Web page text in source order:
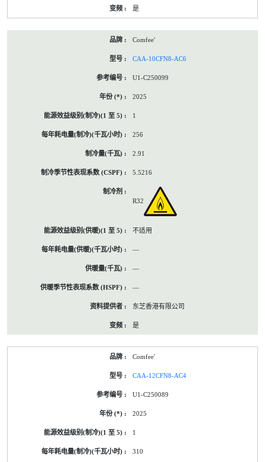
是
Comfee'
CAA-10CFN8-AC6
U1-C250099
2025
1
256
2.91
5.5216
R32
不适用
—
—
—
东芝香港有限公司
是
Comfee'
CAA-12CFN8-AC4
U1-C250089
2025
1
310